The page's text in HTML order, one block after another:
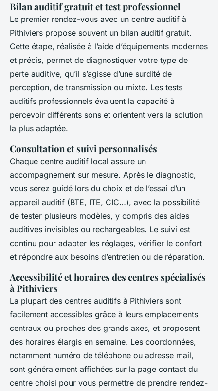
Bilan auditif gratuit et test professionnel
Le premier rendez-vous avec un centre auditif à
Pithiviers propose souvent un bilan auditif gratuit.
Cette étape, réalisée à l’aide d’équipements modernes
et précis, permet de diagnostiquer votre type de
perte auditive, qu’il s’agisse d’une surdité de
perception, de transmission ou mixte. Les tests
auditifs professionnels évaluent la capacité à
percevoir différents sons et orientent vers la solution
la plus adaptée.
Consultation et suivi personnalisés
Chaque centre auditif local assure un
accompagnement sur mesure. Après le diagnostic,
vous serez guidé lors du choix et de l’essai d’un
appareil auditif (BTE, ITE, CIC…), avec la possibilité
de tester plusieurs modèles, y compris des aides
auditives invisibles ou rechargeables. Le suivi est
continu pour adapter les réglages, vérifier le confort
et répondre aux besoins d’entretien ou de réparation.
Accessibilité et horaires des centres spécialisés
à Pithiviers
La plupart des centres auditifs à Pithiviers sont
facilement accessibles grâce à leurs emplacements
centraux ou proches des grands axes, et proposent
des horaires élargis en semaine. Les coordonnées,
notamment numéro de téléphone ou adresse mail,
sont généralement affichées sur la page contact du
centre choisi pour vous permettre de prendre rendez-